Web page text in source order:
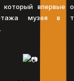
впервые
музея в